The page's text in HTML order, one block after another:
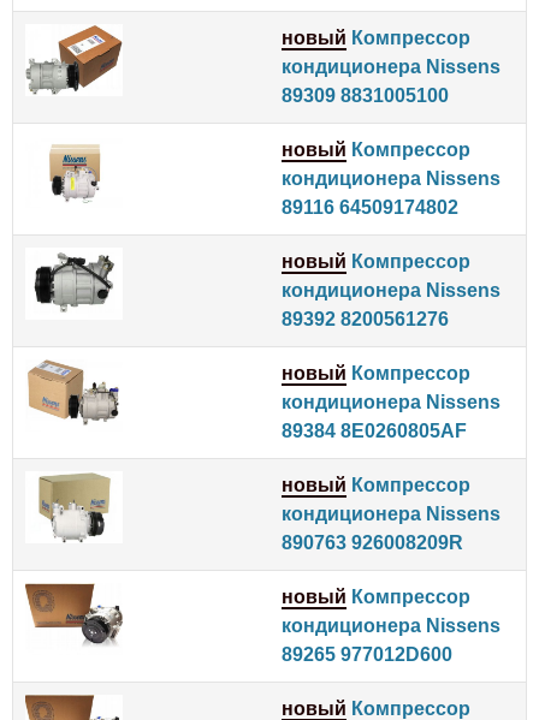
новый Компрессор
кондиционера Nissens
89309 8831005100
новый Компрессор
кондиционера Nissens
89116 64509174802
новый Компрессор
кондиционера Nissens
89392 8200561276
новый Компрессор
кондиционера Nissens
89384 8E0260805AF
новый Компрессор
кондиционера Nissens
890763 926008209R
новый Компрессор
кондиционера Nissens
89265 977012D600
новый Компрессор